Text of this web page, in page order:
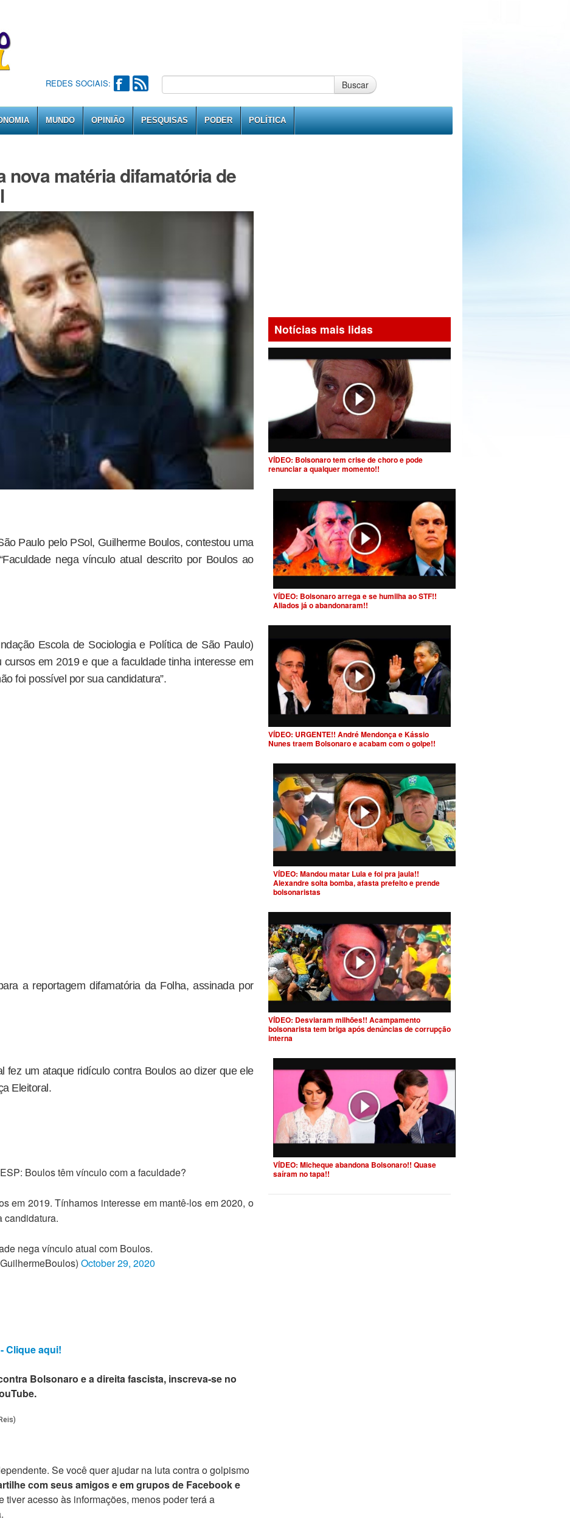
REDES SOCIAIS: Buscar
MUNDO OPINIÃO PESQUISAS PODER POLÍTICA
nova matéria difamatória de
Paulo pelo PSol, Guilherme Boulos, contestou uma
nega vínculo atual descrito por Boulos ao
Escola de Sociologia e Política de São Paulo)
em 2019 e que a faculdade tinha interesse em
foi possível por sua candidatura”.
a reportagem difamatória da Folha, assinada por
fez um ataque ridículo contra Boulos ao dizer que ele
Eleitoral.
Boulos têm vínculo com a faculdade?
em 2019. Tínhamos interesse em mantê-los em 2020, o
candidatura.
nega vínculo atual com Boulos.
October 29, 2020
Clique aqui!
Bolsonaro e a direita fascista, inscreva-se no
Se você quer ajudar na luta contra o golpismo
com seus amigos e em grupos de Facebook e
tiver acesso às informações, menos poder terá a
Notícias mais lidas
VÍDEO: Bolsonaro tem crise de choro e pode
renunciar a qualquer momento!!
VÍDEO: Bolsonaro arrega e se humilha ao STF!!
Aliados já o abandonaram!!
VÍDEO: URGENTE!! André Mendonça e Kássio
Nunes traem Bolsonaro e acabam com o golpe!!
VÍDEO: Mandou matar Lula e foi pra jaula!!
Alexandre solta bomba, afasta prefeito e prende
bolsonaristas
VÍDEO: Desviaram milhões!! Acampamento
bolsonarista tem briga após denúncias de corrupção
interna
VÍDEO: Micheque abandona Bolsonaro!! Quase
saíram no tapa!!